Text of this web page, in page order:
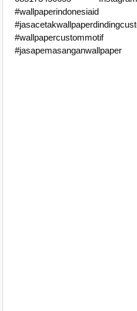
#wallpaperindonesiaid
#wallpapercustommotif
#jasapemasanganwallpaper